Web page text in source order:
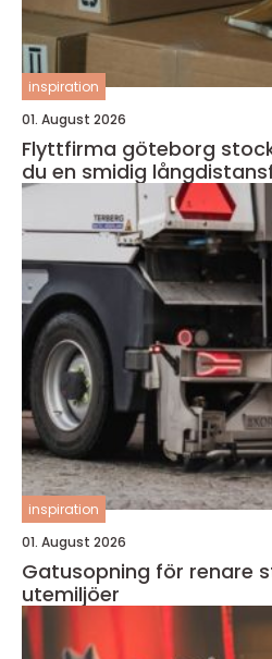
inspiration
01. August 2026
Flyttfirma göteborg stockholm så
du en smidig
inspiration
01. August 2026
Gatusopning för renare
utemiljöer